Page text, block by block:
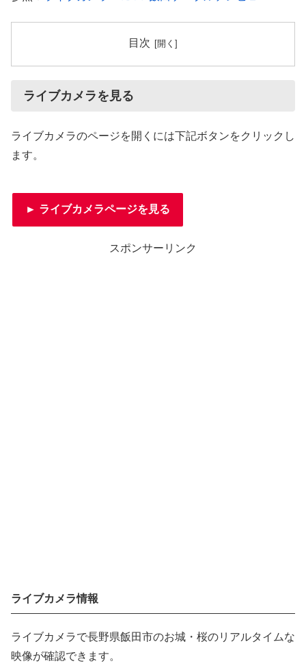
目次
ライブカメラを見る
ライブカメラのページを開くには下記ボタンをクリックし
ます。
► ライブカメラページを見る
スポンサーリンク
ライブカメラ情報
ライブカメラで長野県飯田市のお城・桜のリアルタイムな
映像が確認できます。